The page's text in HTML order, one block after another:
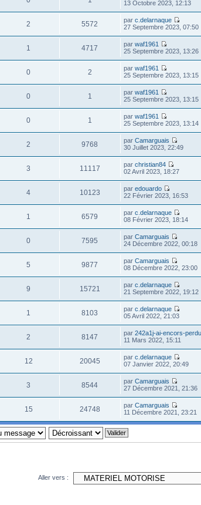
13 Octobre 2023, 12:13
2 5572 parc.delarnaque
27 Septembre 2023, 07:50
1 4717 parwaf1961
25 Septembre 2023, 13:26
0 2 parwaf1961
25 Septembre 2023, 13:15
0 1 parwaf1961
25 Septembre 2023, 13:15
0 1 parwaf1961
25 Septembre 2023, 13:14
2 9768 parCamarguais
30 Juillet 2023, 22:49
3 11117 parchristian84
02 Avril 2023, 18:27
4 10123 paredouardo
22 Février 2023, 16:53
1 6579 parc.delarnaque
08 Février 2023, 18:14
0 7595 parCamarguais
24 Décembre 2022, 00:18
5 9877 parCamarguais
08 Décembre 2022, 23:00
9 15721 parc.delarnaque
21 Septembre 2022, 19:12
1 8103 parc.delarnaque
05 Avril 2022, 21:03
2 8147 par242a1j-ai-encors-
11 Mars 2022, 15:11
12 20045 parc.delarnaque
07 Janvier 2022, 20:49
3 8544 parCamarguais
27 Décembre 2021, 21:36
15 24748 parCamarguais
11 Décembre 2021, 23:21
Aller vers :